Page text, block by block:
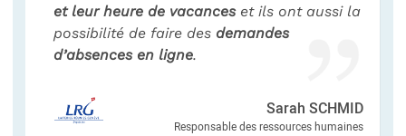
et leur heure de vacanceset ils ont aussi la
possibilité de faire des demandes
d’absences en ligne.
Sarah SCHMID
Responsable des ressources humaines